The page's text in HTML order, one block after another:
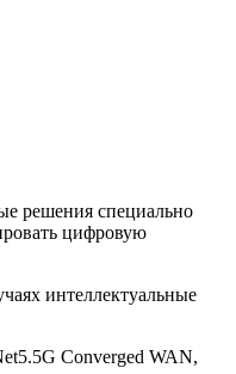
решения специально
цифровую
интеллектуальные
Converged WAN,